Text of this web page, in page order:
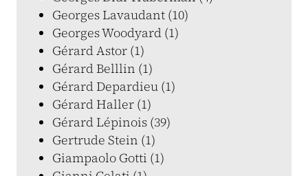
Georges Lavaudant (10)
Georges Woodyard (1)
Gérard Astor (1)
Gérard Belllin (1)
Gérard Depardieu (1)
Gérard Haller (1)
Gérard Lépinois (39)
Gertrude Stein (1)
Giampaolo Gotti (1)